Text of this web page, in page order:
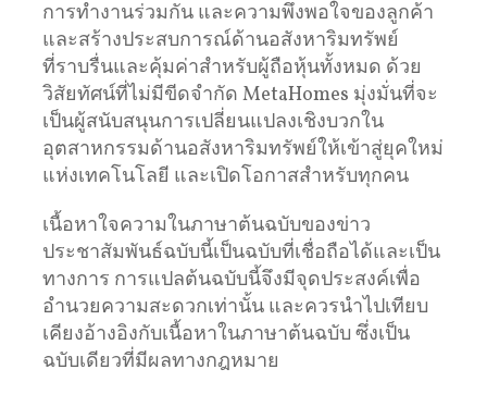
การทำงานร่วมกัน และความพึงพอใจของลูกค้า
และสร้างประสบการณ์ด้านอสังหาริมทรัพย์
ที่ราบรื่นและคุ้มค่าสำหรับผู้ถือหุ้นทั้งหมด ด้วย
วิสัยทัศน์ที่ไม่มีขีดจำกัด MetaHomes มุ่งมั่นที่จะ
เป็นผู้สนับสนุนการเปลี่ยนแปลงเชิงบวกใน
อุตสาหกรรมด้านอสังหาริมทรัพย์ให้เข้าสู่ยุคใหม่
แห่งเทคโนโลยี และเปิดโอกาสสำหรับทุกคน
เนื้อหาใจความในภาษาต้นฉบับของข่าว
ประชาสัมพันธ์ฉบับนี้เป็นฉบับที่เชื่อถือได้และเป็น
ทางการ การแปลต้นฉบับนี้จึงมีจุดประสงค์เพื่อ
อำนวยความสะดวกเท่านั้น และควรนำไปเทียบ
เคียงอ้างอิงกับเนื้อหาในภาษาต้นฉบับ ซึ่งเป็น
ฉบับเดียวที่มีผลทางกฎหมาย